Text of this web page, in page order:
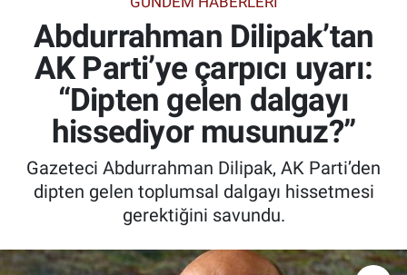
Abdurrahman Dilipak’tan
AK Parti’ye çarpıcı uyarı:
“Dipten gelen dalgayı
hissediyor musunuz?”
Gazeteci Abdurrahman Dilipak, AK Parti’den
dipten gelen toplumsal dalgayı hissetmesi
gerektiğini savundu.
İzmir Namaz Vakitleri
İzmir Trafik Yoğunluk Haritası
Süper Lig Puan Durumu ve Fikstür
Tüm Manşetler
Son Dakika Haberleri
Haber Arşivi